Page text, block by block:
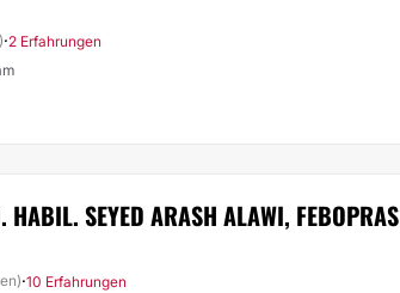
·2 Erfahrungen
SEYED ARASH ALAWI, FEBOPRAS
·10 Erfahrungen